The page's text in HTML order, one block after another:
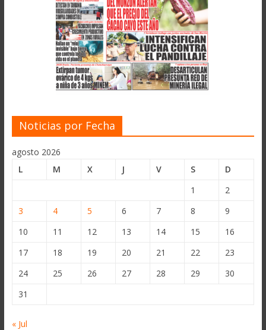
Noticias por Fecha
agosto 2026
L
M X J V S
D
1
2
3
4 5 6 7 8
9
10
11 12 13 14 15
16
17
18 19 20 21 22
23
24
25 26 27 28 29
30
31
« Jul